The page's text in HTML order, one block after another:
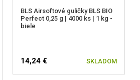
BLS Airsoftové guličky BLS BIO
Perfect 0,25 g | 4000 ks | 1 kg -
biele
14,24 € SKLADOM